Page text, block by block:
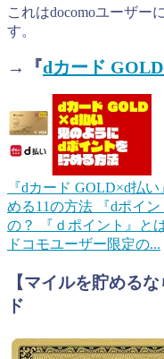
これはdocomoユーザー
す。
→『dカード GOLD
『dカード GOLD×d払
める11の方法 『dポイ
の？ 『ｄポイント』と
ドコモユーザー限定の...
【マイルを貯める
ド